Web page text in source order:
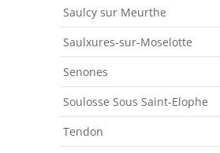
Saulcy sur Meurthe
Saulxures-sur-Moselotte
Senones
Soulosse Sous Saint-Elophe
Tendon